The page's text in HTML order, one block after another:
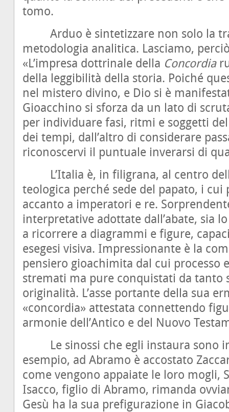
tomo.
Arduo è sintetizzare non solo la
metodologia analitica. Lasciamo,
«L’impresa dottrinale della Concordia
della leggibilità della storia. Poiché
nel mistero divino, e Dio si è
Gioacchino si sforza da un lato di
per individuare fasi, ritmi e soggetti
dei tempi, dall’altro di considerare
riconoscervi il puntuale inverarsi di
L’Italia è, in filigrana, al centro
teologica perché sede del papato, i
accanto a imperatori e re.
interpretative adottate dall’abate, sia
a ricorrere a diagrammi e figure,
esegesi visiva. Impressionante è la
pensiero gioachimita dal cui processo
stremati ma pure conquistati da tanto
originalità. L’asse portante della sua
«concordia» attestata connettendo
armonie dell’Antico e del Nuovo
Le sinossi che egli instaura sono
esempio, ad Abramo è accostato
come vengono appaiate le loro mogli,
Isacco, figlio di Abramo, rimanda
Gesù ha la sua prefigurazione in